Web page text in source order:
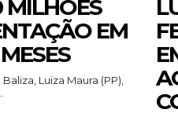
MILHÕES
EM
Luiza Maura (PP),